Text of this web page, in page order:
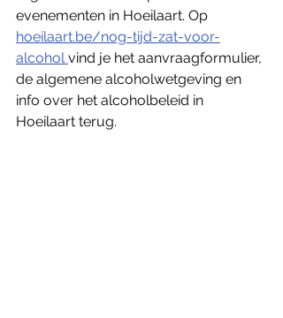
evenementen in Hoeilaart. Op
hoeilaart.be/nog-tijd-zat-voor-
alcohol vind je het aanvraagformulier,
de algemene alcoholwetgeving en
info over het alcoholbeleid in
Hoeilaart terug.